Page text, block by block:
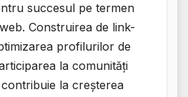
succesul pe termen
Construirea de link-
profilurilor de
la comunități
la creșterea